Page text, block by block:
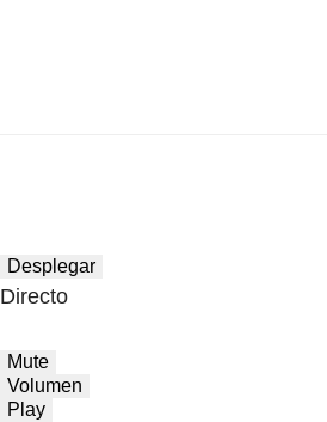
Desplegar
Directo
Mute
Volumen
Play